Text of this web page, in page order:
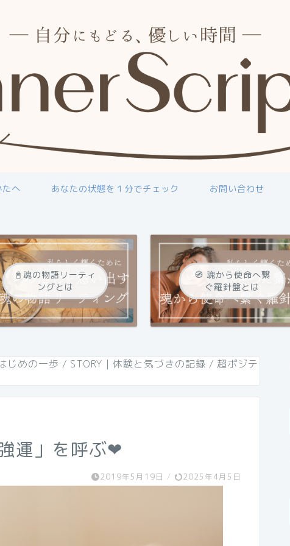
たへ あなたの状態を１分でチェック お問い合わせ
📓魂の物語リーティ
ングとは
🧭 魂から使命へ繋
ぐ羅針盤とは
じめの一歩 / STORY｜体験と気づきの記録 / 超ポジテ
運」を呼ぶ❤︎
2019年5月19日 / 2025年4月5日